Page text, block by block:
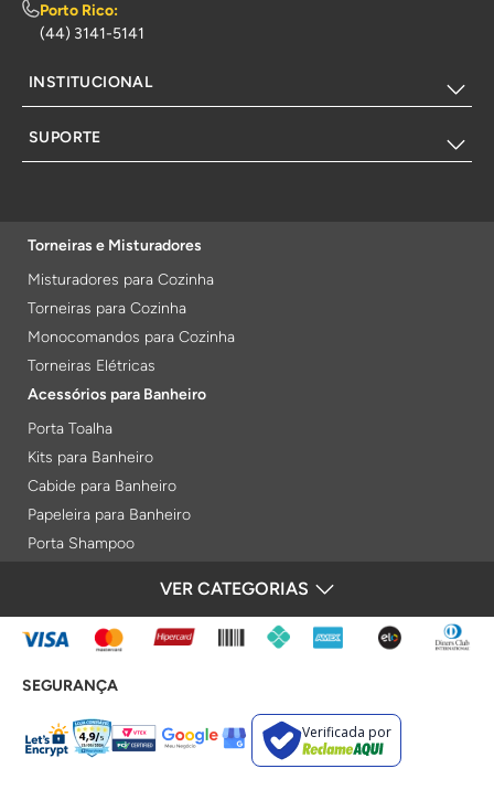
Porto Rico:
(44) 3141-5141
INSTITUCIONAL
SUPORTE
Torneiras e Misturadores
Misturadores para Cozinha
Torneiras para Cozinha
Monocomandos para Cozinha
Torneiras Elétricas
Acessórios para Banheiro
Porta Toalha
Kits para Banheiro
Cabide para Banheiro
Papeleira para Banheiro
Porta Shampoo
Porta Toalha Aquecido
Gabinetes para Banheiro
Lixeiras
Acabamentos e Registros
Bases de Registros
VER CATEGORIAS
FORMAS DE PAGAMENTO
SEGURANÇA
Verificada por